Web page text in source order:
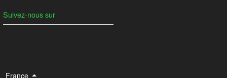
Suivez-nous sur
France